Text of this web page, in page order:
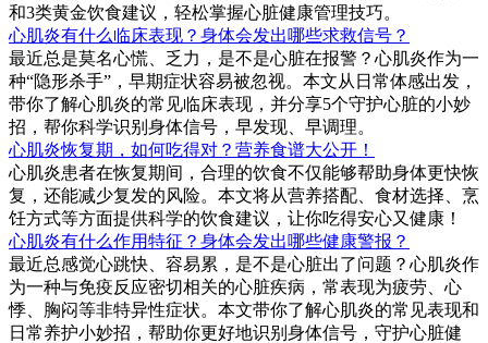
和3类黄金饮食建议，轻松掌握心脏健康管理技巧。
心肌炎有什么临床表现？身体会发出哪些求救信号？
最近总是莫名心慌、乏力，是不是心脏在报警？心肌炎作为一
种“隐形杀手”，早期症状容易被忽视。本文从日常体感出发，
带你了解心肌炎的常见临床表现，并分享5个守护心脏的小妙
招，帮你科学识别身体信号，早发现、早调理。
心肌炎恢复期，如何吃得对？营养食谱大公开！
心肌炎患者在恢复期间，合理的饮食不仅能够帮助身体更快恢
复，还能减少复发的风险。本文将从营养搭配、食材选择、烹
饪方式等方面提供科学的饮食建议，让你吃得安心又健康！
心肌炎有什么作用特征？身体会发出哪些健康警报？
最近总感觉心跳快、容易累，是不是心脏出了问题？心肌炎作
为一种与免疫反应密切相关的心脏疾病，常表现为疲劳、心
悸、胸闷等非特异性症状。本文带你了解心肌炎的常见表现和
日常养护小妙招，帮助你更好地识别身体信号，守护心脏健